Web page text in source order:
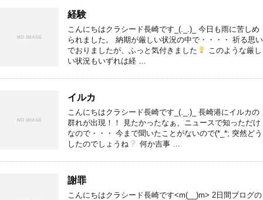
経験
こんにちはクラシード長崎です_(._.)_ 今日も雨に苦しめ
られました。 納期が厳しい状況の中で・・・・ 祈る思い
でおりましたが、ふっと気付きました
このような厳し
い状況もいずれは経 …
イルカ
こんにちはクラシード長崎です_(._.)_ 長崎港にイルカの
群れが出現！！ 見たかったなぁ、ニュースで知っただけ
なので・・・ 今まで聞いたことがないので(*_*; 突然どう
したのでしょうね
何か吉事 …
謝罪
こんにちはクラシード長崎です<m(__)m> 2日間ブログの